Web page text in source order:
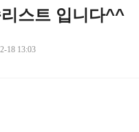
스트 입니다^^
18 13:03